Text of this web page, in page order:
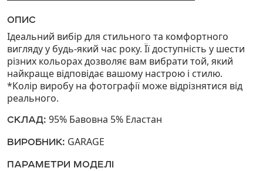
ОПИС
Ідеальний вибір для стильного та комфортного
вигляду у будь-який час року. Її доступність у шести
різних кольорах дозволяє вам вибрати той, який
найкраще відповідає вашому настрою і стилю.
*Колір виробу на фотографії може відрізнятися від
реального.
СКЛАД: 95% Бавовна 5% Еластан
ВИРОБНИК: GARAGE
ПАРАМЕТРИ МОДЕЛІ